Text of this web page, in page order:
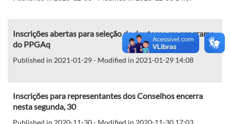
Inscrições abertas para seleção de doutores em programa
do PPGAq
Published in 2021-01-29 - Modified in 2021-01-29 14:08
Inscrições para representantes dos Conselhos encerra
nesta segunda, 30
Published in 2020-11-30 - Modified in 2020-11-30 17:03